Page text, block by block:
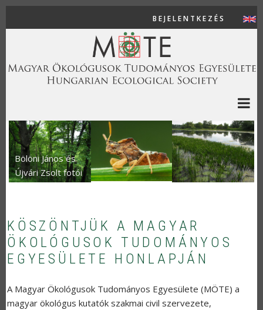
Ugrás a tartalomra
USER
BEJELENTKEZÉS
Bölöni János és
Újvári Zsolt fotói
KÖSZÖNTJÜK A MAGYAR
ÖKOLÓGUSOK TUDOMÁNYOS
EGYESÜLETE HONLAPJÁN
A Magyar Ökológusok Tudományos Egyesülete (MÖTE) a
magyar ökológus kutatók szakmai civil szervezete,